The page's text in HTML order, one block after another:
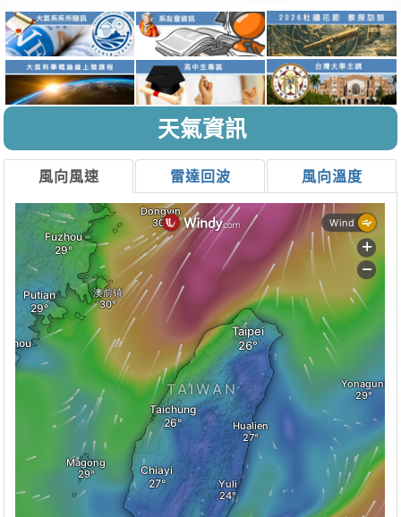
楊明仁老師「An observational study of rapid
intensification of Typhoon Chanthu (2021) near the
complex terrain of Taiwan.」
黃彥婷老師「都會區空氣污染對熱帶太平洋與全球氣候
的影響」
天氣資訊
風向風速 雷達回波 風向溫度